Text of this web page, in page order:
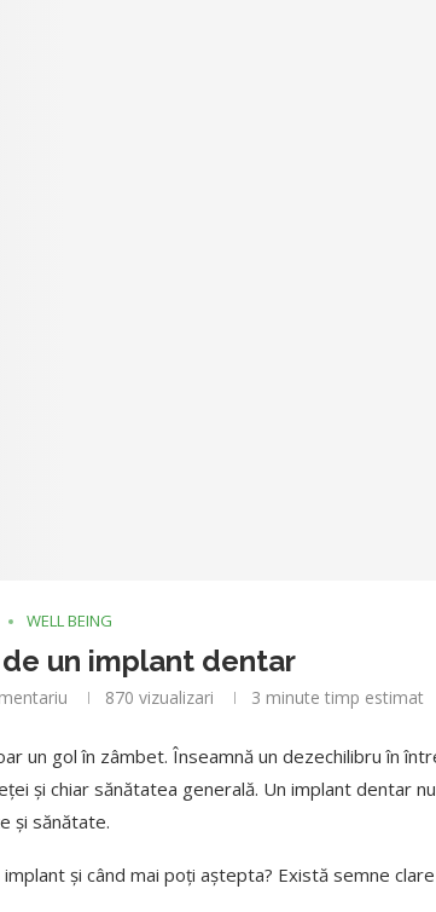
WELL BEING
un implant dentar
870 vizualizari 3 minute timp estimat
un gol în zâmbet. Înseamnă un dezechilibru în
și chiar sănătatea generală. Un implant dentar
și sănătate.
și când mai poți aștepta? Există semne